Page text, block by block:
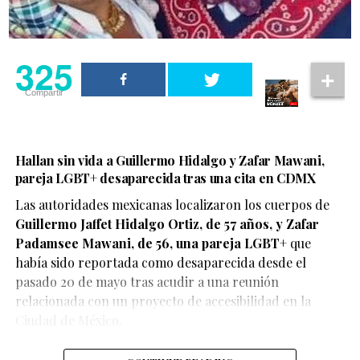
De acuerdo con el testimonio compartido por la pareja,
ambos se encontraban disfrutando de un momento de
afecto cuando fueron abordados por elementos de
seguridad, quienes les habrían advertido que debían
325
Compartir
Hallan sin vida a Guillermo Hidalgo y Zafar Mawani,
pareja LGBT+ desaparecida tras una cita en CDMX
Las autoridades mexicanas localizaron los cuerpos de
Guillermo Jaffet Hidalgo Ortiz, de 57 años, y Zafar
Padamsee Mawani, de 56, una pareja LGBT+que
había sido reportada como desaparecida desde el
pasado 20 de mayo tras acudir a una reunión
relacionada con un proyecto de accesibilidad en la